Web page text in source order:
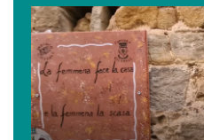
Podcast
–
I
proverbi
cilentani
raccontati
da